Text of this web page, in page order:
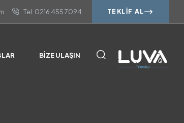
Tel: 0216 455 7094 TEKLIF AL
BIZE ULAŞIN